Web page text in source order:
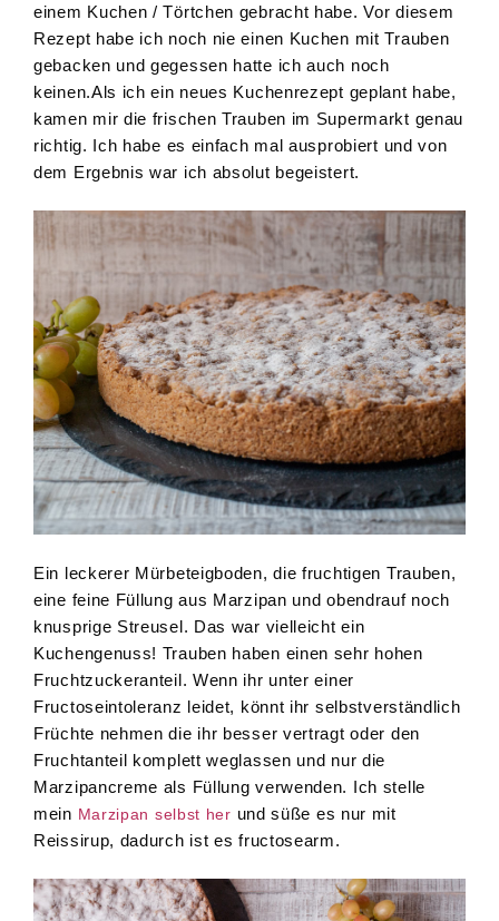
einem Kuchen / Törtchen gebracht habe. Vor diesem
Rezept habe ich noch nie einen Kuchen mit Trauben
gebacken und gegessen hatte ich auch noch
keinen.Als ich ein neues Kuchenrezept geplant habe,
kamen mir die frischen Trauben im Supermarkt genau
richtig. Ich habe es einfach mal ausprobiert und von
dem Ergebnis war ich absolut begeistert.
Ein leckerer Mürbeteigboden, die fruchtigen Trauben,
eine feine Füllung aus Marzipan und obendrauf noch
knusprige Streusel. Das war vielleicht ein
Kuchengenuss! Trauben haben einen sehr hohen
Fruchtzuckeranteil. Wenn ihr unter einer
Fructoseintoleranz leidet, könnt ihr selbstverständlich
Früchte nehmen die ihr besser vertragt oder den
Fruchtanteil komplett weglassen und nur die
Marzipancreme als Füllung verwenden. Ich stelle
mein Marzipan selbst her und süße es nur mit
Reissirup, dadurch ist es fructosearm.